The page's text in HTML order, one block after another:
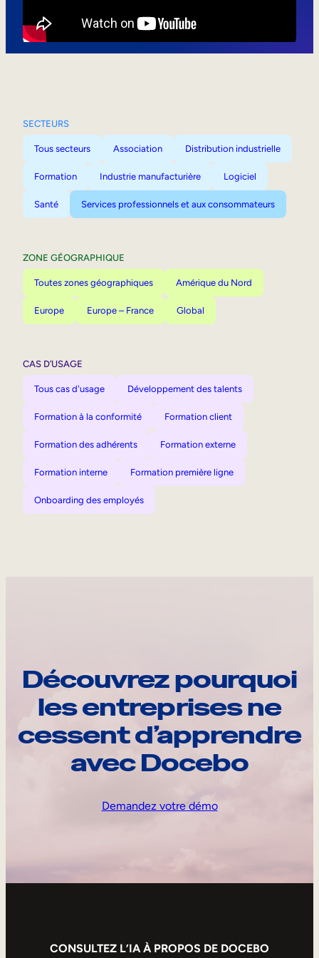
SECTEURS
Tous secteurs Association Distribution industrielle
Formation Industrie manufacturière Logiciel
Santé Services professionnels et aux consommateurs
ZONE GÉOGRAPHIQUE
Toutes zones géographiques Amérique du Nord
Europe Europe – France Global
CAS D’USAGE
Tous cas d'usage Développement des talents
Formation à la conformité Formation client
Formation des adhérents Formation externe
Formation interne Formation première ligne
Onboarding des employés
Découvrez pourquoi
les entreprises ne
cessent d’apprendre
avec Docebo
Demandez votre démo
CONSULTEZ L’IA À PROPOS DE DOCEBO